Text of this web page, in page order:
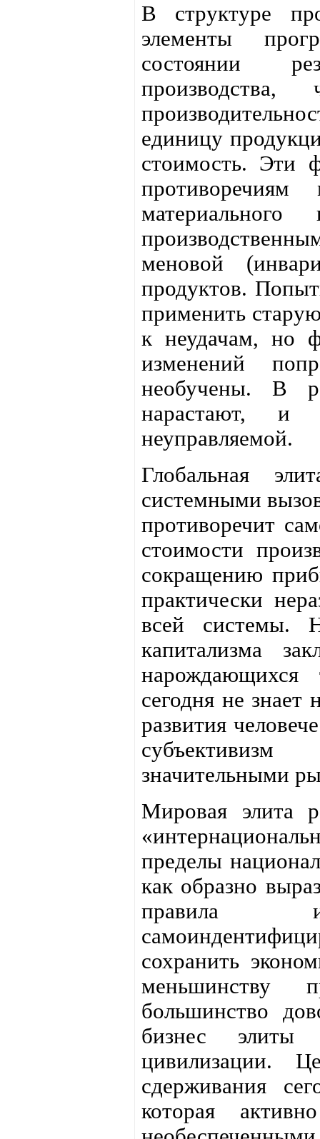
В структуре
элементы
состоянии
единицу
стоимость. Эти
меновой
продуктов.
применить
к неудачам, но
изменений
необучены. В
нарастают, и
неуправляемой.
Глобальная
системными
противоречит
стоимости
сокращению
практически
всей системы.
капитализма
нарождающихся
сегодня не
развития
значительными
Мировая элита
пределы
как образно
правила
сохранить
меньшинству
большинство
бизнес элиты
цивилизации.
сдерживания
которая